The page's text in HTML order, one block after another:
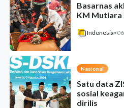
Basarnas
KM Mutiara
Indonesia•
Nasional
Satu data
sosial
dirilis